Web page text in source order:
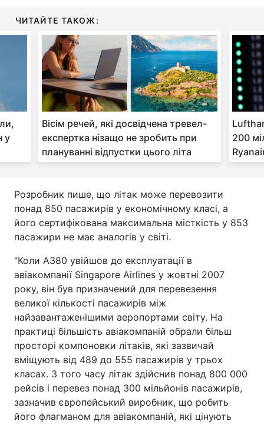
ЧИТАЙТЕ ТАКОЖ:
у
Вісім речей, які досвідчена тревел-
експертка нізащо не зробить при
плануванні відпустки цього літа
200
Розробник пише, що літак може перевозити
понад 850 пасажирів у економічному класі, а
його сертифікована максимальна місткість у 853
пасажири не має аналогів у світі.
"Коли A380 увійшов до експлуатації в
авіакомпанії Singapore Airlines у жовтні 2007
року, він був призначений для перевезення
великої кількості пасажирів між
найзавантаженішими аеропортами світу. На
практиці більшість авіакомпаній обрали більш
просторі компоновки літаків, які зазвичай
вміщують від 489 до 555 пасажирів у трьох
класах. З того часу літак здійснив понад 800 000
рейсів і перевез понад 300 мільйонів пасажирів,
зазначив європейський виробник, що робить
його флагманом для авіакомпаній, які цінують